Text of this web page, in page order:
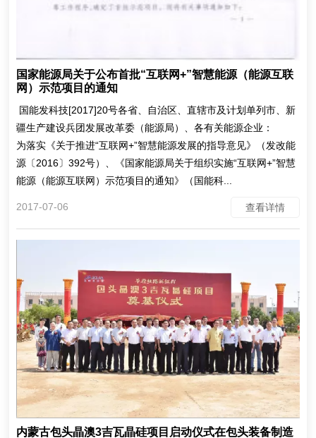
国家能源局关于公布首批“互联网+”智慧能源（能源互联
网）示范项目的通知
国能发科技[2017]20号各省、自治区、直辖市及计划单列市、新
疆生产建设兵团发展改革委（能源局）、各有关能源企业：
为落实《关于推进“互联网+”智慧能源发展的指导意见》（发改能
源〔2016〕392号）、《国家能源局关于组织实施“互联网+”智慧
能源（能源互联网）示范项目的通知》（国能科...
2017-07-06 查看详情
内蒙古包头晶澳3吉瓦晶硅项目启动仪式在包头装备制造